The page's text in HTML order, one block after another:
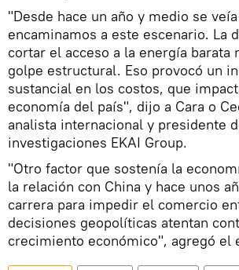
"Desde hace un año y medio se
encaminamos a este escenario. La
cortar el acceso a la energía barata
golpe estructural. Eso provocó un
sustancial en los costos, que
economía del país", dijo a Cara o
analista internacional y presidente
investigaciones EKAI Group.
"Otro factor que sostenía la
la relación con China y hace unos
carrera para impedir el comercio
decisiones geopolíticas atentan
crecimiento económico", agregó el